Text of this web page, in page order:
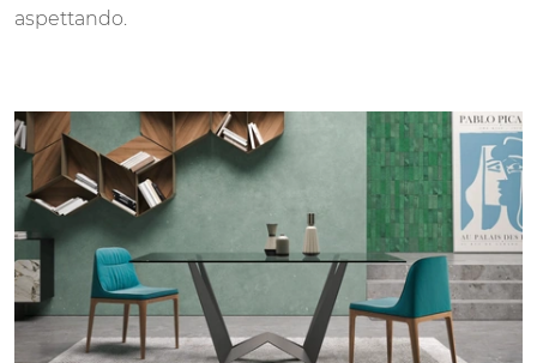
aspettando.